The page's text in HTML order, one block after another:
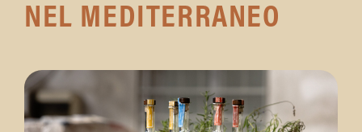
NEL MEDITERRANEO